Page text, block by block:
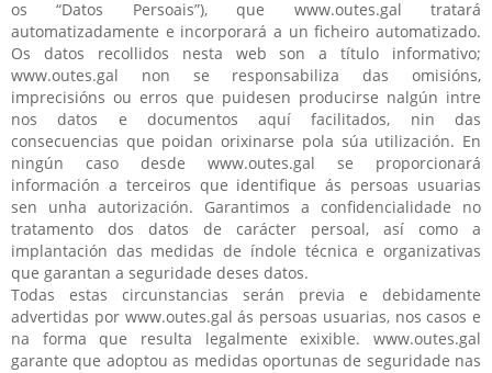
os “Datos Persoais”), que www.outes.gal tratará
automatizadamente e incorporará a un ficheiro automatizado.
Os datos recollidos nesta web son a título informativo;
www.outes.gal non se responsabiliza das omisións,
imprecisións ou erros que puidesen producirse nalgún intre
nos datos e documentos aquí facilitados, nin das
consecuencias que poidan orixinarse pola súa utilización. En
ningún caso desde www.outes.gal se proporcionará
información a terceiros que identifique ás persoas usuarias
sen unha autorización. Garantimos a confidencialidade no
tratamento dos datos de carácter persoal, así como a
implantación das medidas de índole técnica e organizativas
que garantan a seguridade deses datos.
Todas estas circunstancias serán previa e debidamente
advertidas por www.outes.gal ás persoas usuarias, nos casos e
na forma que resulta legalmente exixible. www.outes.gal
garante que adoptou as medidas oportunas de seguridade nas